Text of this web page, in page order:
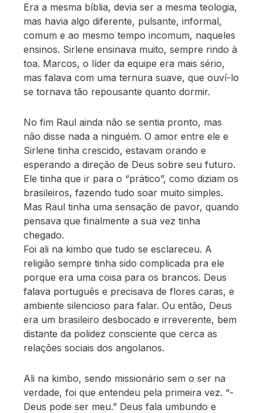
Era a mesma bíblia, devia ser a mesma teologia,
mas havia algo diferente, pulsante, informal,
comum e ao mesmo tempo incomum, naqueles
ensinos. Sirlene ensinava muito, sempre rindo à
toa. Marcos, o líder da equipe era mais sério,
mas falava com uma ternura suave, que ouví-lo
se tornava tão repousante quanto dormir.
No fim Raul ainda não se sentia pronto, mas
não disse nada a ninguém. O amor entre ele e
Sirlene tinha crescido, estavam orando e
esperando a direção de Deus sobre seu futuro.
Ele tinha que ir para o “prático”, como diziam os
brasileiros, fazendo tudo soar muito simples.
Mas Raul tinha uma sensação de pavor, quando
pensava que finalmente a sua vez tinha
chegado.
Foi ali na kimbo que tudo se esclareceu. A
religião sempre tinha sido complicada pra ele
porque era uma coisa para os brancos. Deus
falava português e precisava de flores caras, e
ambiente silencioso para falar. Ou então, Deus
era um brasileiro desbocado e irreverente, bem
distante da polidez consciente que cerca as
relações sociais dos angolanos.
Ali na kimbo, sendo missionário sem o ser na
verdade, foi que entendeu pela primeira vez. “-
Deus pode ser meu.” Deus fala umbundo e